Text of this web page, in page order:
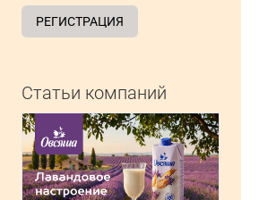
РЕГИСТРАЦИЯ
Статьи компаний